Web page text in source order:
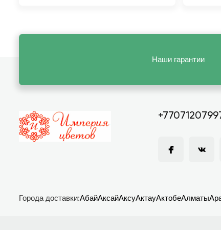
Наши гарантии
Города доставки:АбайАксайАксуАктауАктобеАлматы